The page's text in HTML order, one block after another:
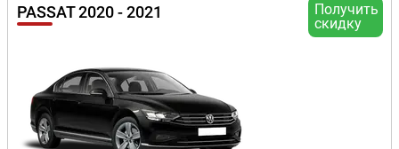
Получить
скидку
PASSAT 2020 - 2021